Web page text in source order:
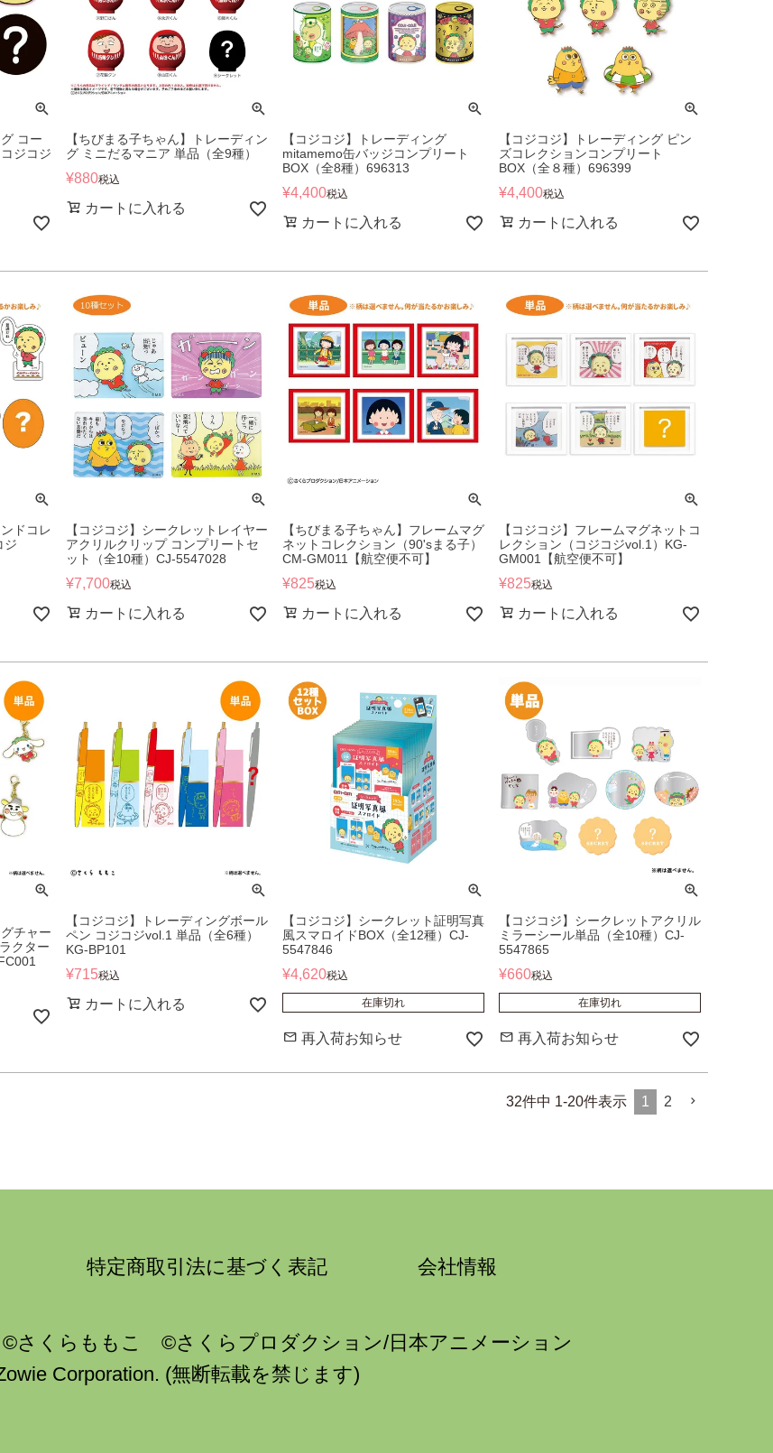
コー
ジコジ
【ちびまる子ちゃん】トレーディン
グ ミニだるマニア 単品（全9種）
¥880税込
カートに入れる
【コジコジ】トレーディング
mitamemo缶バッジコンプリート
BOX（全8種）696313
¥4,400税込
カートに入れる
【コジコジ】トレーディング ピン
ズコレクションコンプリート
BOX（全８種）696399
¥4,400税込
カートに入れる
ドコレ
ジ
【コジコジ】シークレットレイヤー
アクリルクリップ コンプリートセ
ット（全10種）CJ-5547028
¥7,700税込
カートに入れる
【ちびまる子ちゃん】フレームマグ
ネットコレクション（90'sまる子）
CM-GM011【航空便不可】
¥825税込
カートに入れる
【コジコジ】フレームマグネットコ
レクション（コジコジvol.1）KG-
GM001【航空便不可】
¥825税込
カートに入れる
チャー
クター
【コジコジ】トレーディングボール
ペン コジコジvol.1 単品（全6種）
KG-BP101
¥715税込
カートに入れる
【コジコジ】シークレット証明写真
風スマロイドBOX（全12種）CJ-
5547846
¥4,620税込
在庫切れ
再入荷お知らせ
【コジコジ】シークレットアクリル
ミラーシール単品（全10種）CJ-
5547865
¥660税込
在庫切れ
再入荷お知らせ
32件中 1-20件表示 1 2
特定商取引法に基づく表記 会社情報
くらももこ ©さくらプロダクション/日本アニメーション
Corporation. (無断転載を禁じます)